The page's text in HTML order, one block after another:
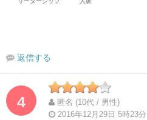
返信する
4
匿名 (10代 / 男性)
2016年12月29日 5時23分